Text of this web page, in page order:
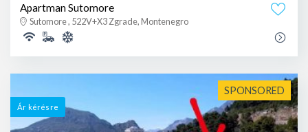
Apartman Sutomore
Sutomore , 522V+X3 Zgrade, Montenegro
SPONSORED
Ár kérésre